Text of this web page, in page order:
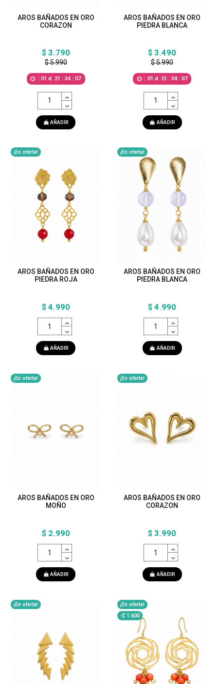
AROS BAÑADOS EN ORO
CORAZON
$ 3.790
$ 5.990
01 d. 21 :34 :05
AÑADIR
AROS BAÑADOS EN ORO
PIEDRA BLANCA
$ 3.490
$ 5.990
01 d. 21 : 34: 05
AÑADIR
¡En oferta!
AROS BAÑADOS EN ORO
PIEDRA ROJA
$ 4.990
AÑADIR
¡En oferta!
AROS BAÑADOS EN ORO
PIEDRA BLANCA
$ 4.990
AÑADIR
¡En oferta!
AROS BAÑADOS EN ORO
MOÑO
$ 2.990
AÑADIR
¡En oferta!
AROS BAÑADOS EN ORO
CORAZON
$ 3.990
AÑADIR
¡En oferta!
¡En oferta!
-$ 1.600